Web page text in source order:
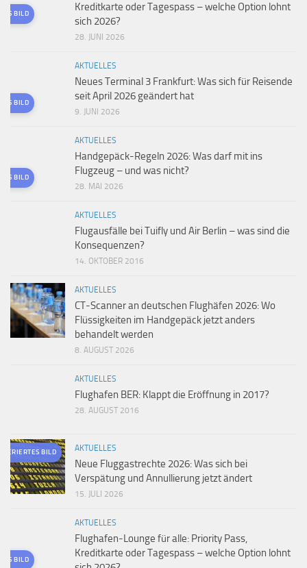
BILD
Kreditkarte oder Tagespass – welche Option lohnt
sich 2026?
28. JUNI 2026
BILD
AKTUELLES
Neues Terminal 3 Frankfurt: Was sich für Reisende
seit April 2026 geändert hat
9. JUNI 2026
BILD
AKTUELLES
Handgepäck-Regeln 2026: Was darf mit ins
Flugzeug – und was nicht?
28. MAI 2026
AKTUELLES
Flugausfälle bei Tuifly und Air Berlin – was sind die
Konsequenzen?
14. OKTOBER 2016
AKTUELLES
CT-Scanner an deutschen Flughäfen 2026: Wo
Flüssigkeiten im Handgepäck jetzt anders
behandelt werden
8. AUGUST 2026
AKTUELLES
Flughafen BER: Klappt die Eröffnung in 2017?
28. AUGUST 2016
BILD AKTUELLES
Neue Fluggastrechte 2026: Was sich bei
Verspätung und Annullierung jetzt ändert
15. JULI 2026
BILD
AKTUELLES
Flughafen-Lounge für alle: Priority Pass,
Kreditkarte oder Tagespass – welche Option lohnt